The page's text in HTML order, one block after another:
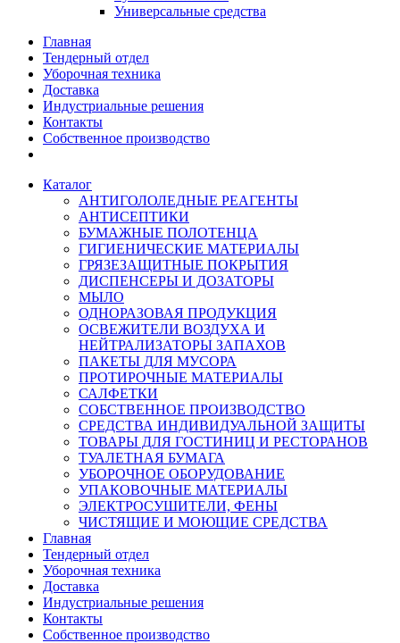
Универсальные средства
Главная
Тендерный отдел
Уборочная техника
Доставка
Индустриальные решения
Контакты
Собственное производство
Каталог
АНТИГОЛОЛЕДНЫЕ РЕАГЕНТЫ
АНТИСЕПТИКИ
БУМАЖНЫЕ ПОЛОТЕНЦА
ГИГИЕНИЧЕСКИЕ МАТЕРИАЛЫ
ГРЯЗЕЗАЩИТНЫЕ ПОКРЫТИЯ
ДИСПЕНСЕРЫ И ДОЗАТОРЫ
МЫЛО
ОДНОРАЗОВАЯ ПРОДУКЦИЯ
ОСВЕЖИТЕЛИ ВОЗДУХА И
НЕЙТРАЛИЗАТОРЫ ЗАПАХОВ
ПАКЕТЫ ДЛЯ МУСОРА
ПРОТИРОЧНЫЕ МАТЕРИАЛЫ
САЛФЕТКИ
СОБСТВЕННОЕ ПРОИЗВОДСТВО
СРЕДСТВА ИНДИВИДУАЛЬНОЙ ЗАЩИТЫ
ТОВАРЫ ДЛЯ ГОСТИНИЦ И РЕСТОРАНОВ
ТУАЛЕТНАЯ БУМАГА
УБОРОЧНОЕ ОБОРУДОВАНИЕ
УПАКОВОЧНЫЕ МАТЕРИАЛЫ
ЭЛЕКТРОСУШИТЕЛИ, ФЕНЫ
ЧИСТЯЩИЕ И МОЮЩИЕ СРЕДСТВА
Главная
Тендерный отдел
Уборочная техника
Доставка
Индустриальные решения
Контакты
Собственное производство